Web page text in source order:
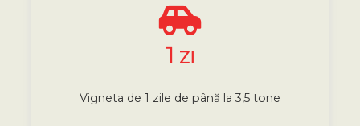
1 ZI
Vigneta de 1 zile de până la 3,5 tone